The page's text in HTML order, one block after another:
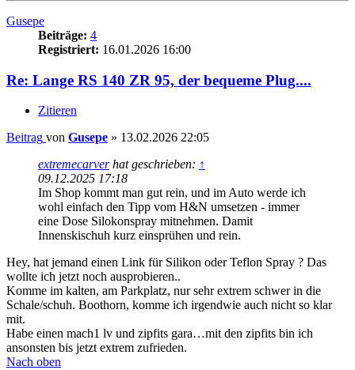
Gusepe
Beiträge: 4
Registriert: 16.01.2026 16:00
Re: Lange RS 140 ZR 95, der bequeme Plug....
Zitieren
Beitrag von Gusepe » 13.02.2026 22:05
extremecarverhat geschrieben: ↑
09.12.2025 17:18
Im Shop kommt man gut rein, und im Auto werde ich
wohl einfach den Tipp vom H&N umsetzen - immer
eine Dose Silokonspray mitnehmen. Damit
Innenskischuh kurz einsprühen und rein.
Hey, hat jemand einen Link für Silikon oder Teflon Spray ? Das
wollte ich jetzt noch ausprobieren..
Komme im kalten, am Parkplatz, nur sehr extrem schwer in die
Schale/schuh. Boothorn, komme ich irgendwie auch nicht so klar
mit.
Habe einen mach1 lv und zipfits gara…mit den zipfits bin ich
ansonsten bis jetzt extrem zufrieden.
Nach oben